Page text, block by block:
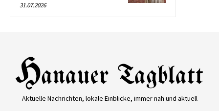
31.07.2026
Aktuelle Nachrichten, lokale Einblicke, immer nah und aktuell